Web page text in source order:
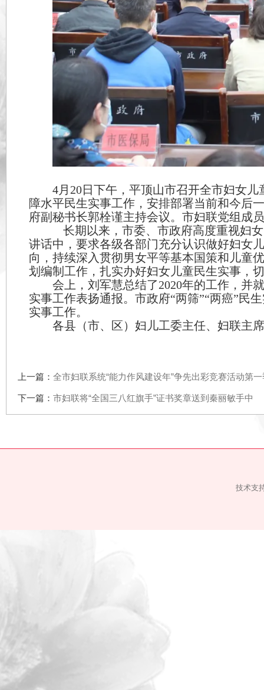
4月20日下午，平顶山市召开全市妇女
障水平民生实事工作， 安排部署当前和今
府副秘书长郭栓谨主持会议。市妇联党组
长期以来，市委、市政府高度重视
讲话中，要求各级各部门充分认识做好妇
向，持续深入贯彻男女平等基本国策和儿
划编制工作，扎实办好妇女儿童民生实事
会上，刘军慧总结了2020年的工作，
实事工作表扬通报。市政府“两筛”“两癌
上一篇：全市妇联系统“能力作风建设年”争先出彩竞赛活动